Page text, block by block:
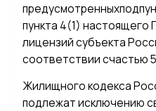
пункта 4(1) настоящего
лицензий субъекта
соответствии счастью
Жилищного кодекса
подлежат исключению